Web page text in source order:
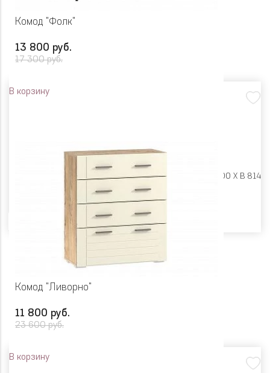
Комод "Фолк"
13 800 руб.
17 300 руб.
В корзину
Ш 900 X Г 400 X В 814
Комод "Ливорно"
11 800 руб.
23 600 руб.
В корзину